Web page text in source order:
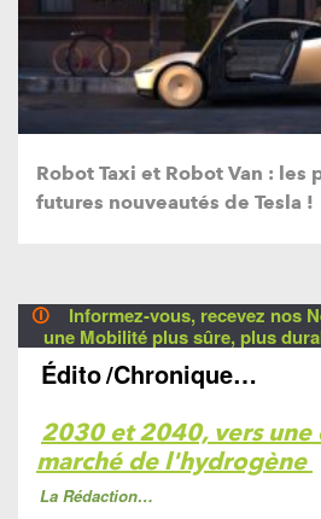
Robot Taxi et Robot Van : les
futures nouveautés de Tesla !
🛈
Informez-vous, recevez nos
une Mobilité plus sûre, plus
Édito/Chronique…
2030 et 2040, vers
marché de l'hydrogène
La Rédaction…